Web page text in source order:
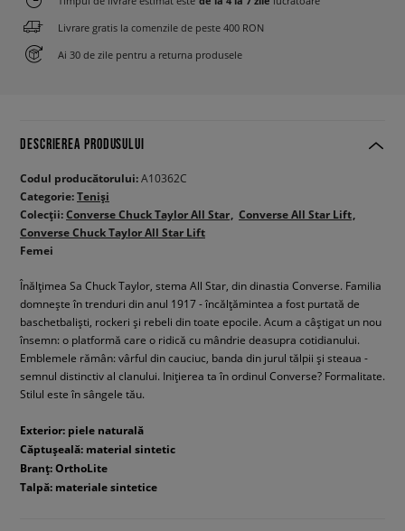
Livrare gratis la comenzile de peste 400 RON
Ai 30 de zile pentru a returna produsele
DESCRIEREA PRODUSULUI
Codul producătorului:A10362C
Categorie:Teniși
Colecții:Converse Chuck Taylor All Star Converse All Star Lift
Converse Chuck Taylor All Star Lift
Femei
Înălțimea Sa Chuck Taylor, stema All Star, din dinastia Converse. Familia
domnește în trenduri din anul 1917 - încălțămintea a fost purtată de
baschetbaliști, rockeri și rebeli din toate epocile. Acum a câștigat un nou
însemn: o platformă care o ridică cu mândrie deasupra cotidianului.
Emblemele rămân: vârful din cauciuc, banda din jurul tălpii și steaua -
semnul distinctiv al clanului. Inițierea ta în ordinul Converse? Formalitate.
Stilul este în sângele tău.
Exterior: piele naturală
Căptușeală: material sintetic
Branț: OrthoLite
Talpă: materiale sintetice